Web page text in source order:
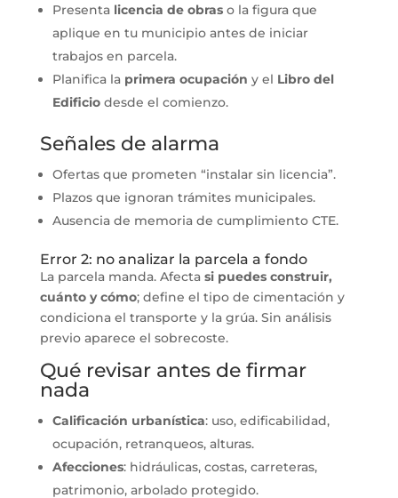
Presenta licencia de obraso la figura que
aplique en tu municipio antes de iniciar
trabajos en parcela.
Planifica la primera ocupación y el Libro del
Edificiodesde el comienzo.
Señales de alarma
Ofertas que prometen “instalar sin licencia”.
Plazos que ignoran trámites municipales.
Ausencia de memoria de cumplimiento CTE.
Error 2: no analizar la parcela a fondo
La parcela manda. Afecta si puedes construir,
cuánto y cómo; define el tipo de cimentación y
condiciona el transporte y la grúa. Sin análisis
previo aparece el sobrecoste.
Qué revisar antes de firmar
nada
Calificación urbanística: uso, edificabilidad,
ocupación, retranqueos, alturas.
Afecciones: hidráulicas, costas, carreteras,
patrimonio, arbolado protegido.